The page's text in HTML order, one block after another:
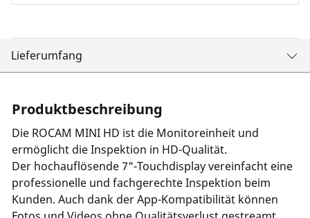
Lieferumfang
Produktbeschreibung
Die ROCAM MINI HD ist die Monitoreinheit und
ermöglicht die Inspektion in HD-Qualität.
Der hochauflösende 7"-Touchdisplay vereinfacht eine
professionelle und fachgerechte Inspektion beim
Kunden. Auch dank der App-Kompatibilität können